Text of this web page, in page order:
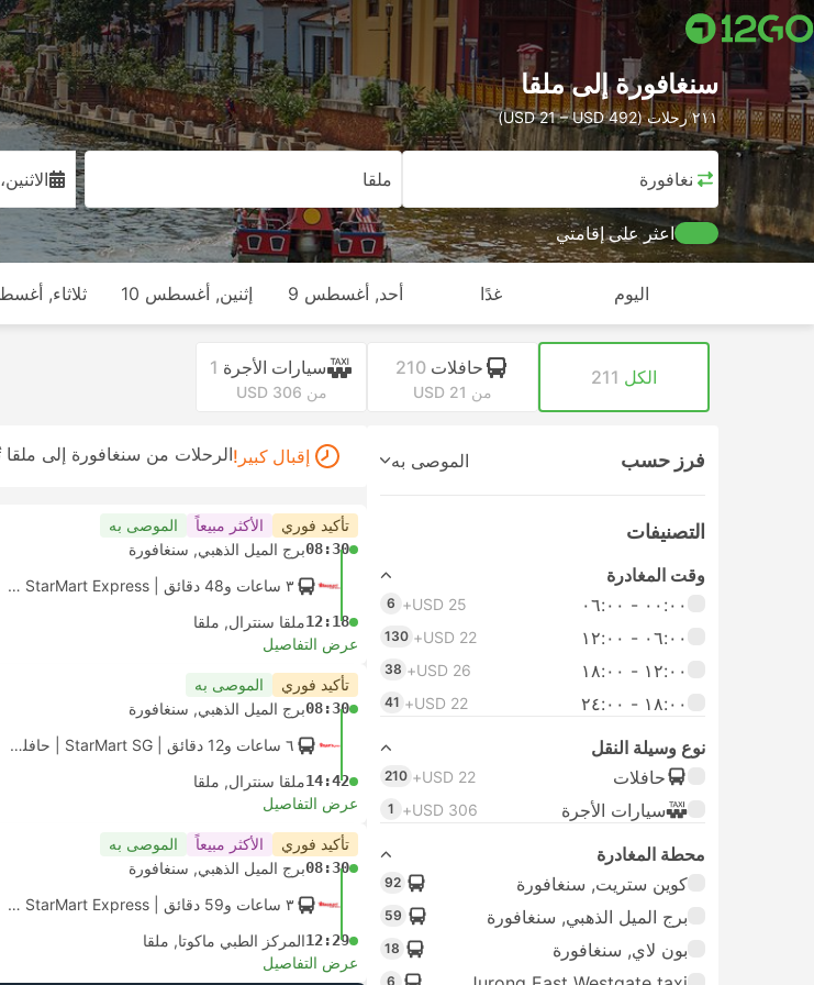
سنغافورة إلى ملقا
٢١١ رحلات (USD 21 – USD 492)
سنغافورة ملقا الاثنين، ١٠ أغسطس
اعثر على إقامتي
اليوم غدًا أحد, أغسطس 9 إثنين, أغسطس 10 ثلاثاء,
الكل 211 حافلات 210
من USD 21
سيارات الأجرة 1
من USD 306
فرز حسب الموصى به
التصنيفات
وقت المغادرة
٠٠:٠٠ ‏- ٠٦:٠٠
USD 25+
6
٠٦:٠٠ ‏- ١٢:٠٠ USD 22+
130
١٢:٠٠ ‏- ١٨:٠٠ USD 26+
38
١٨:٠٠ ‏-‏ ٢٤:٠٠ USD 22+
41
نوع وسيلة النقل
حافلات
USD 22+
210
سيارات الأجرة USD 306+
1
محطة المغادرة
كوين ستريت, سنغافورة
92
برج الميل الذهبي, سنغافورة 59
بون لاي, سنغافورة 18
6
إقبال كبير!الرحلات من سنغافورة إلى
تأكيد فوري الأكثر مبيعاً الموصى به
08:30برج الميل الذهبي, سنغافورة
٣ ساعات و‫48 دقائق
12:18ملقا سنترال, ملقا
عرض التفاصيل
تأكيد فوري الموصى به
08:30برج الميل الذهبي, سنغافورة
٦ ساعات و‫12 دقائق
حافلة |
14:42ملقا سنترال, ملقا
عرض التفاصيل
تأكيد فوري الأكثر مبيعاً الموصى به
08:30برج الميل الذهبي, سنغافورة
٣ ساعات و‫59 دقائق
12:29المركز الطبي ماكوتا, ملقا
عرض التفاصيل